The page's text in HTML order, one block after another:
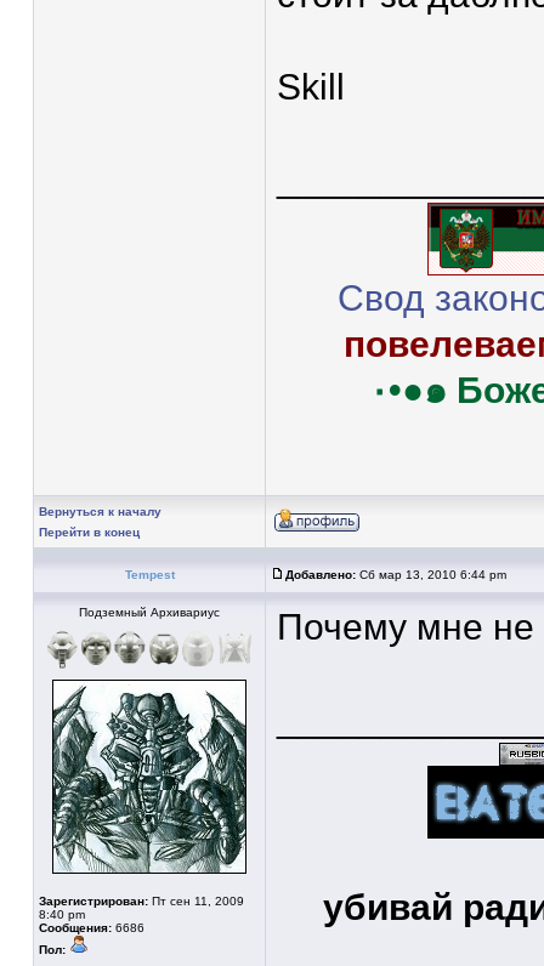
Skill
Свод
Вернуться к началу
Перейти в конец
Tempest Добавлено: Сб мар 13, 2010 6:44 pm
Подземный Архивариус
Зарегистрирован: Пт сен 11, 2009
8:40 pm
Сообщения: 6686
Пол:
Почему мне
убивай